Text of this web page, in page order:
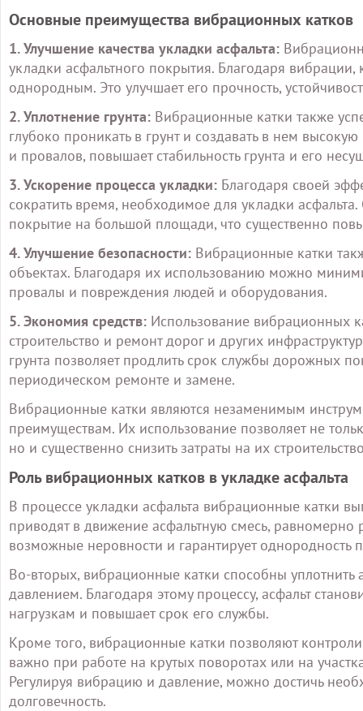
Основные преимущества вибрационных катков
1. Улучшение качества укладки асфальта:
укладки асфальтного покрытия. Благодаря
однородным. Это улучшает его прочность,
2. Уплотнение грунта: Вибрационные катки также
глубоко проникать в грунт и создавать в нем
и провалов, повышает стабильность грунта и его
3. Ускорение процесса укладки: Благодаря своей
сократить время, необходимое для укладки
покрытие на большой площади, что существенно
4. Улучшение безопасности: Вибрационные катки
объектах. Благодаря их использованию можно
провалы и повреждения людей и оборудования.
5. Экономия средств: Использование вибрационных
строительство и ремонт дорог и других
грунта позволяет продлить срок службы дорожных
периодическом ремонте и замене.
Вибрационные катки являются незаменимым
преимуществам. Их использование позволяет не
но и существенно снизить затраты на их
Роль вибрационных катков в укладке асфальта
В процессе укладки асфальта вибрационные катки
приводят в движение асфальтную смесь, равномерно
возможные неровности и гарантирует однородность
Во-вторых, вибрационные катки способны уплотнить
давлением. Благодаря этому процессу, асфальт
нагрузкам и повышает срок его службы.
Кроме того, вибрационные катки позволяют
важно при работе на крутых поворотах или на
Регулируя вибрацию и давление, можно достичь
долговечность.